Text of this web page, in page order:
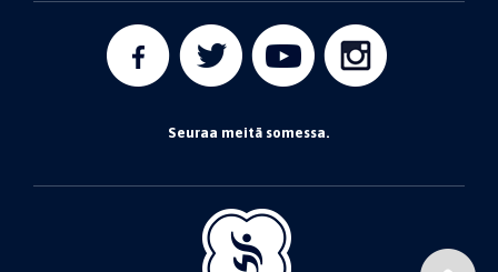
Seuraa meitä somessa.